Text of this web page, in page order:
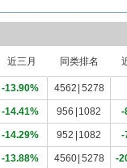
近三月 同类排名
-13.90% 4562 5278
-14.41% 956 1082 -
-14.29% 952 1082 -
-13.88% 4560 5278 -